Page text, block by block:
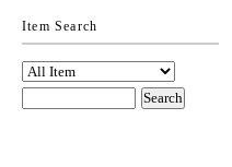
Item Search